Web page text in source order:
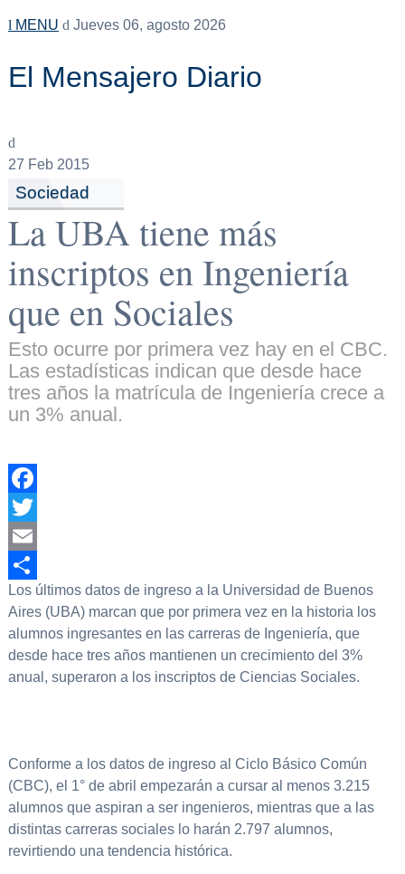
MENU Jueves 06, agosto 2026
El Mensajero Diario
27 Feb 2015
Sociedad
La UBA tiene más
inscriptos en Ingeniería
que en Sociales
Esto ocurre por primera vez hay en el CBC.
Las estadísticas indican que desde hace
tres años la matrícula de Ingeniería crece a
un 3% anual.
Facebook
Twitter
Email
Compartir
Los últimos datos de ingreso a la Universidad de Buenos
Aires (UBA) marcan que por primera vez en la historia los
alumnos ingresantes en las carreras de Ingeniería, que
desde hace tres años mantienen un crecimiento del 3%
anual, superaron a los inscriptos de Ciencias Sociales.
Conforme a los datos de ingreso al Ciclo Básico Común
(CBC), el 1° de abril empezarán a cursar al menos 3.215
alumnos que aspiran a ser ingenieros, mientras que a las
distintas carreras sociales lo harán 2.797 alumnos,
revirtiendo una tendencia histórica.